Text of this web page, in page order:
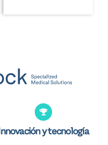
Innovación y tecnología